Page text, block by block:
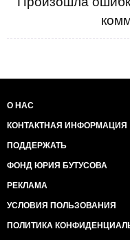
О НАС
КОНТАКТНАЯ ИНФОРМАЦИЯ
ПОДДЕРЖАТЬ
ФОНД ЮРИЯ БУТУСОВА
РЕКЛАМА
УСЛОВИЯ ПОЛЬЗОВАНИЯ
ПОЛИТИКА